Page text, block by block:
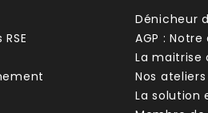
Dénicheur
AGP :
La maitrise
Nos
La solution